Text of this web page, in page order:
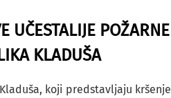
UČESTALIJE POŽARNE
KLADUŠA
koji predstavljaju kršenje